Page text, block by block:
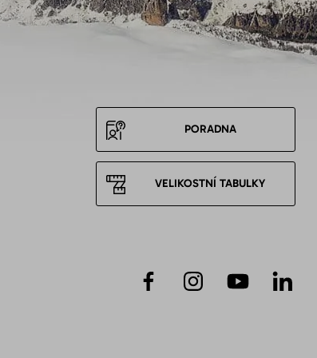
PORADNA
VELIKOSTNÍ TABULKY